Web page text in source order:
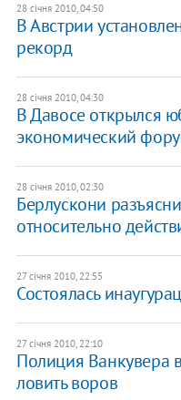
28 січня 2010, 04:50
В Австрии
рекорд
28 січня 2010, 04:30
В Давосе открылся
экономический
28 січня 2010, 02:30
Берлускони
относительно
27 січня 2010, 22:55
Состоялась
27 січня 2010, 22:10
Полиция Ванкувера
ловить воров